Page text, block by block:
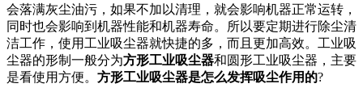
会落满灰尘油污，如果不加以清理，就会影响机器正常运转，
同时也会影响到机器性能和机器寿命。所以要定期进行除尘清
洁工作，使用工业吸尘器就快捷的多，而且更加高效。工业吸
尘器的形制一般分为方形工业吸尘器和圆形工业吸尘器，主要
是看使用方便。 方形工业吸尘器是怎么发挥吸尘作用的?